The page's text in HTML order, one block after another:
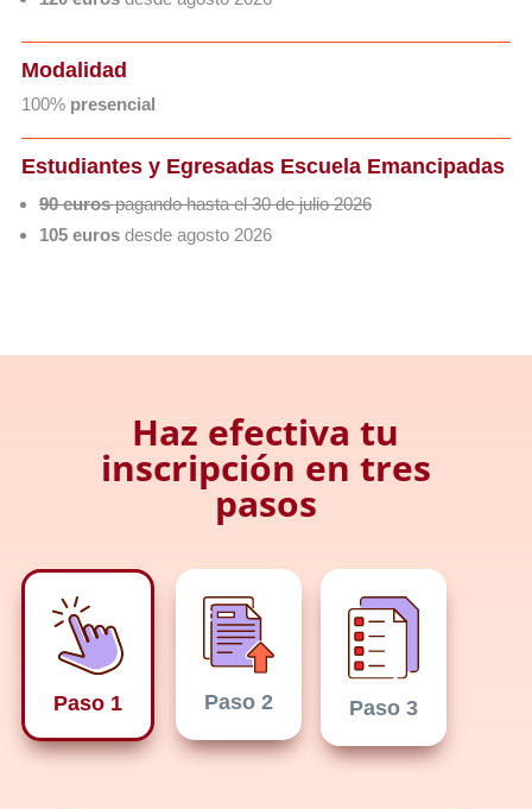
Modalidad
100% presencial
Estudiantes y Egresadas Escuela Emancipadas
90 eurospagando hasta el 30 de julio 2026
105 eurosdesde agosto 2026
Haz efectiva tu
inscripción en tres
pasos
Paso 1 Paso 2 Paso 3